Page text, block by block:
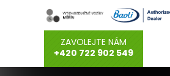
ZAVOLEJTE NÁM
+420 722 902 549